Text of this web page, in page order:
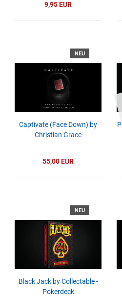
9,95 EUR
NEU
Captivate (Face Down) by
Christian Grace
55,00 EUR
NEU
Black Jack by Collectable -
Pokerdeck